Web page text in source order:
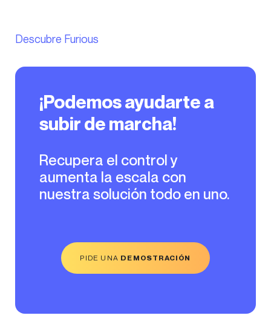
¡Podemos ayudarte a
subir de marcha!
Recupera el control y
aumenta la escala con
nuestra solución todo en uno.
PIDE UNA DEMOSTRACIÓN
Descubre Furious